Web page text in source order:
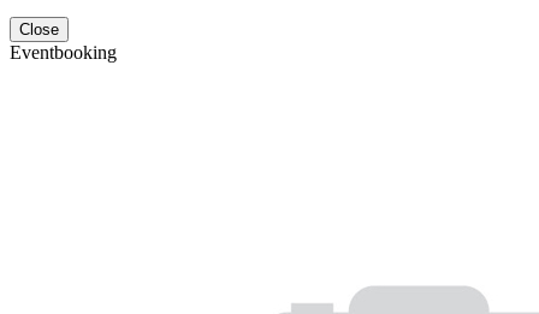
Close
Eventbooking